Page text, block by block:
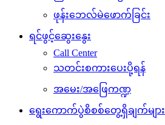
ဖုန်းဘေလ်မဲဖောက်ခြင်း
ရင်ဖွင့်ဆွေးနွေး
Call Center
သတင်းစကားပေးပို့ရန်
အမေး/အဖြေကဏ္ဍ
ရွေးကောက်ပွဲစိစစ်တွေ့ရှိချက်များ